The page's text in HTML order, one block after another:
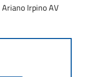
Irpino AV